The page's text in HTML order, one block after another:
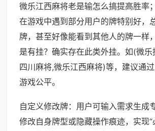
微乐江西麻将老是输怎么搞提高胜率
在游戏中遇到部分用户的牌特别好，
牌，甚至好像能看到其他人的牌一样
是有挂？确实存在此类外挂。如(微乐
四川麻将,微乐江西麻将)等，建议通
游戏公平。
自定义修改牌：用户可输入需求生成
修改自身牌型或隐藏操作痕迹，实现“